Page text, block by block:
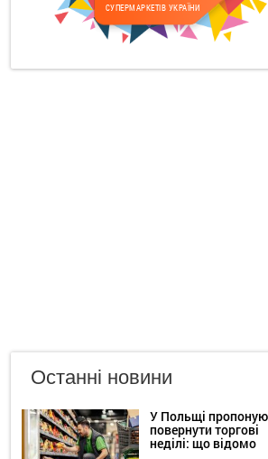
СУПЕРМАРКЕТІВ УКРАЇНИ
Останні новини
У Польщі
повернути торгові
неділі: що відомо